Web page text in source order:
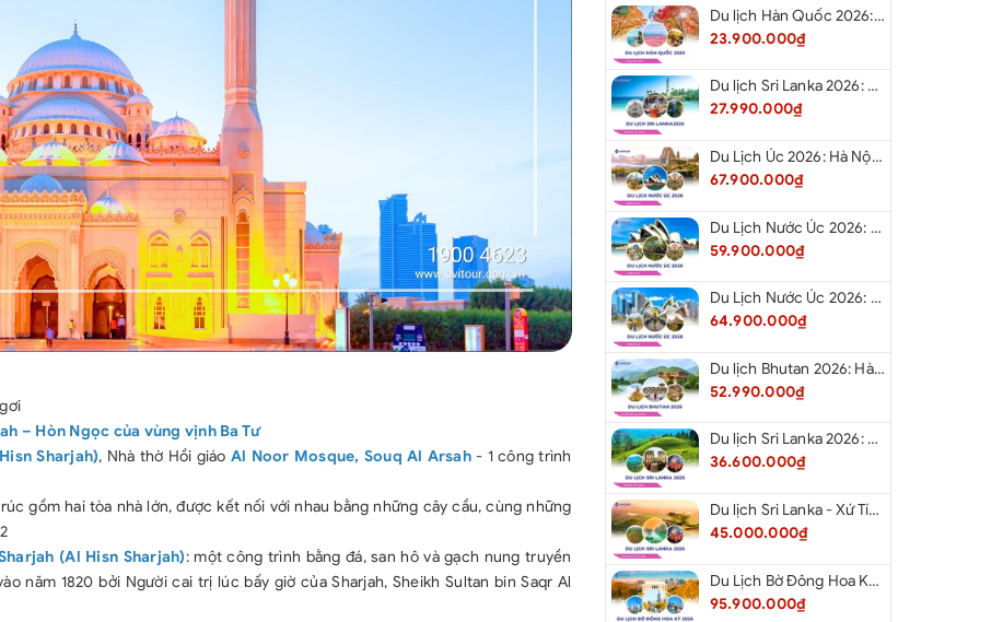
– Hòn Ngọc của vùng vịnh Ba Tư
Sharjah), Nhà thờ Hồi giáo Al Noor Mosque, Souq Al Arsah- 1 công trình
gồm hai tòa nhà lớn, được kết nối với nhau bằng những cây cầu, cùng những
(Al Hisn Sharjah): một công trình bằng đá, san hô và gạch nung truyền
năm 1820 bởi Người cai trị lúc bấy giờ của Sharjah, Sheikh Sultan bin Saqr Al
Du lịch Hàn Quốc 2026: Hà Nội - Busan - Gyeongju - Seoul - Đảo Nami - Tàu Điện Ven Biển Haeundae - Cỏ Hồng Muhly - Làng Văn Hóa Huinnyeoul
23.900.000₫
Du lịch Sri Lanka 2026: Colombo - Negombo - Pinnawala - Kandy - Kalutara - Nuwara - Eliya
27.990.000₫
Du Lịch Úc 2026: Hà Nội - Sydney- Canberra - Melbourne - Hà Nội
67.900.000₫
Du Lịch Nước Úc 2026: Hà Nội - Sydney- Canberra - Melbourne - Hà Nội
59.900.000₫
Du Lịch Nước Úc 2026: Hà Nội - Melbourne - Canberra - Sydney - Hà Nội
64.900.000₫
Du lịch Bhutan 2026: Hà Nội - Bhutan - Paro - Thimphu - Punakha
52.990.000₫
Du lịch Sri Lanka 2026: Khám Phá Xứ Tích Lan
36.600.000₫
Du lịch Sri Lanka - Xứ Tích Lan 2026: Tham Dự Lễ Hội Rước Xá Lợi Răng Phật
45.000.000₫
Du Lịch Bờ Đông Hoa Kỳ 2026: Washington DC - Philadelphia - New York - Boston - New Hampshire White Mountains - Albany - Niagara Falls - Buffalo - Corning - New York
95.900.000₫